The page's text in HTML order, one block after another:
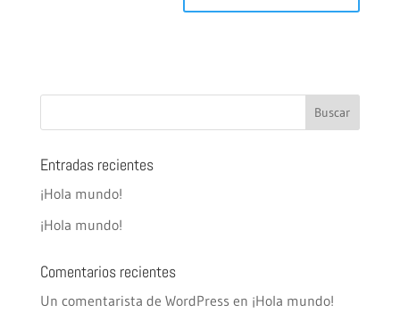
Entradas recientes
¡Hola mundo!
¡Hola mundo!
Comentarios recientes
Un comentarista de WordPressen ¡Hola mundo!